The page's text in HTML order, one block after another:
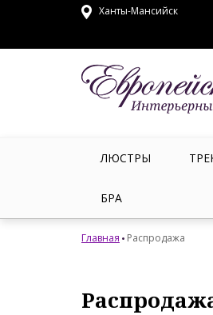
Ханты-Мансийск
ЛЮСТРЫ
БРА
Главная Распродажа